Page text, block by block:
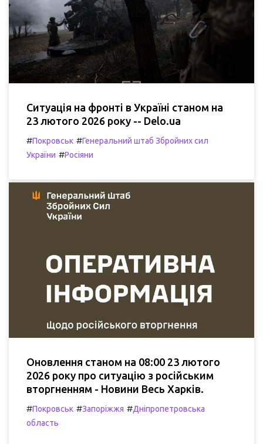
Ситуація на фронті в Україні станом на
23 лютого 2026 року -- Delo.ua
#Покровськ #Генеральний штаб Збройних сил
України #Росіяни
Оновлення станом на 08:00 23 лютого
2026 року про ситуацію з російським
вторгненням - Новини Весь Харків.
#Покровськ #Запоріжжя #Дніпропетровська
область